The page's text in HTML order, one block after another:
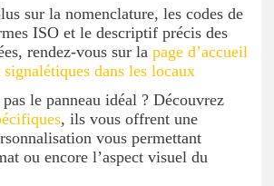
sur la nomenclature, les codes de
ISO et le descriptif précis des
rendez-vous sur la page d’accueil
signalétiques dans les locaux
le panneau idéal ? Découvrez
, ils vous offrent une
vous permettant
ou encore l’aspect visuel du